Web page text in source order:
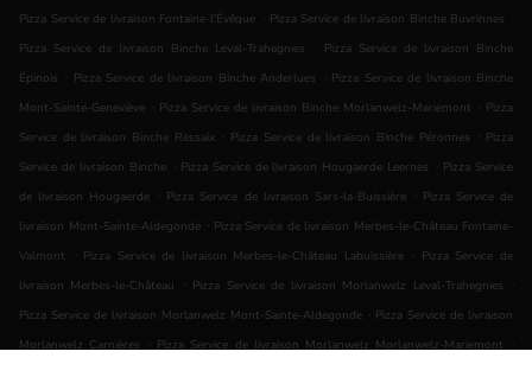
Pizza Service de livraison Fontaine-l'Évêque . Pizza Service de livraison Binche Buvrinnes .
Pizza Service de livraison Binche Leval-Trahegnies
. Pizza Service de livraison Binche
Épinois . Pizza Service de livraison Binche Anderlues . Pizza Service de livraison Binche
Mont-Sainte-Geneviève . Pizza Service de livraison Binche Morlanwelz-Mariemont . Pizza
Service de livraison Binche Ressaix . Pizza Service de livraison Binche Péronnes . Pizza
Service de livraison Binche . Pizza Service de livraison Hougaerde Leernes . Pizza Service
de livraison Hougaerde . Pizza Service de livraison Sars-la-Buissière . Pizza Service de
livraison Mont-Sainte-Aldegonde . Pizza Service de livraison Merbes-le-Château Fontaine-
Valmont
. Pizza Service de livraison Merbes-le-Château Labuissière . Pizza Service de
livraison Merbes-le-Château
. Pizza Service de livraison Morlanwelz Leval-Trahegnies
.
Pizza Service de livraison Morlanwelz Mont-Sainte-Aldegonde . Pizza Service de livraison
Morlanwelz Carnières
. Pizza Service de livraison Morlanwelz Morlanwelz-Mariemont
.